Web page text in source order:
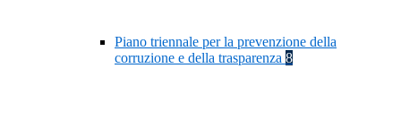
Piano triennale per la prevenzione della
corruzione e della trasparenza 8